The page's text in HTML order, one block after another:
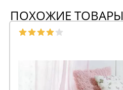
ПОХОЖИЕ ТОВАРЫ